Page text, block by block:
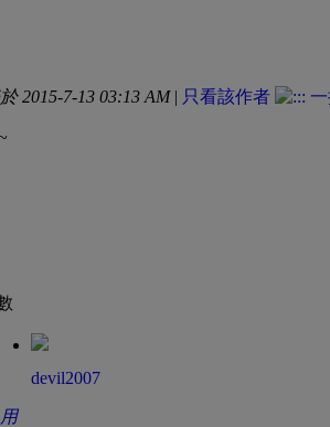
2015-7-13 03:13 AM| 只看該作者
devil2007